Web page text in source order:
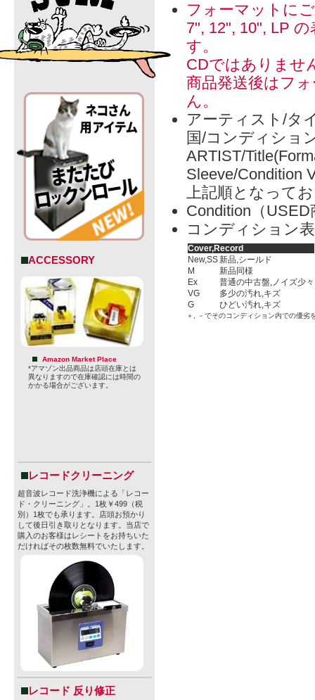
ACCESSORY
Amazon Market Place
*アマゾン出品商品は店頭在庫とは
異なりますので在庫確認には時間の
かかる場合がございます。
レコードクリーニング
超音波レコード洗浄機による「レコー
ド・クリーニング」。1枚￥499（税
別）1枚でも承ります。店頭お預かり
して後日引き取りとなります。当店で
購入のお客様はレシートをお持ちいた
だければその枚数無料でいたします。
レコード 反り修正
フォーマットに
7", 12", 10", LP
す。
CDではありませ
商品発送後はフ
ん。
アーティスト/タ
国/コンディショ
ARTIST/
Sleeve/Condition
上記順となって
Condition（
コンディション
Cover,Record
New,SS新品,シールド
M
新品同様
Ex
普通の中古盤,ノイズ少々
VG
多少の汚れ,キズ
G
ひどい汚れ,キズ
＋, －でそのコンディション内での優劣